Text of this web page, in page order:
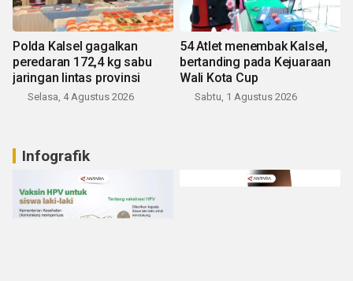
Polda Kalsel gagalkan
peredaran 172,4 kg sabu
jaringan lintas provinsi
Selasa, 4 Agustus 2026
54 Atlet menembak Kalsel,
bertanding pada Kejuaraan
Wali Kota Cup
Sabtu, 1 Agustus 2026
Infografik